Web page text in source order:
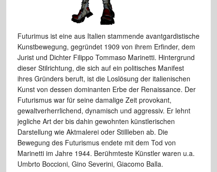
Futurimus ist eine aus Italien stammende avantgardistische
Kunstbewegung, gegründet 1909 von ihrem Erfinder, dem
Jurist und Dichter Filippo Tommaso Marinetti. Hintergrund
dieser Stilrichtung, die sich auf ein politisches Manifest
ihres Gründers beruft, ist die Loslösung der italienischen
Kunst von dessen dominanten Erbe der Renaissance. Der
Futurismus war für seine damalige Zeit provokant,
gewaltverherrlichend, dynamisch und aggressiv. Er lehnt
jegliche Art der bis dahin gewohnten künstlerischen
Darstellung wie Aktmalerei oder Stillleben ab. Die
Bewegung des Futurismus endete mit dem Tod von
Marinetti im Jahre 1944. Berühmteste Künstler waren u.a.
Umbrto Boccioni, Gino Severini, Giacomo Balla.